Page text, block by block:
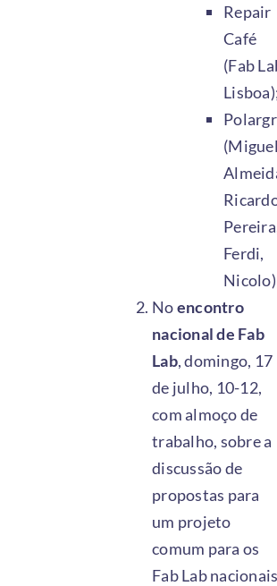
Repair
Café
(Fab
(Miguel
Ferdi,
Noencontro
nacional de Fab
Lab, domingo, 17
de julho, 10-12,
com almoço de
trabalho, sobre a
discussão de
propostas para
um projeto
comum para os
Fab Lab